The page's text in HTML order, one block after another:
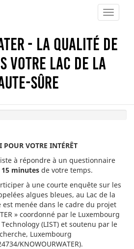
Toggle
- La qualité de
votre lac de la
Sûre
VOTRE INTÉRÊT
à répondre à un questionnaire
15 minutes de votre temps.
à une courte enquête sur les
algues bleues, au Lac de la
est menée dans le cadre du projet
» coordonné par le Luxembourg
(LIST) et soutenu par le
Luxembourg
KNOWOURWATER).